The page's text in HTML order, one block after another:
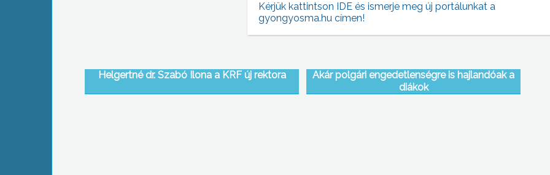
Helgertné dr. Szabó Ilona a KRF új rektora
Akár polgári engedetlenségre is hajlandóak a
diákok
Kérjük kattintson IDE és ismerje meg új portálunkat a
gyongyosma.hu címen!